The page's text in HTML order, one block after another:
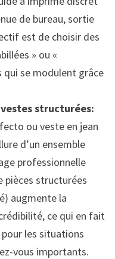
de bureau, sortie
est de choisir des
» ou «
qui se modulent grâce
structurées:
ou veste en jean
d’un ensemble
professionnelle
pièces structurées
augmente la
ce qui en fait
les situations
vous importants.